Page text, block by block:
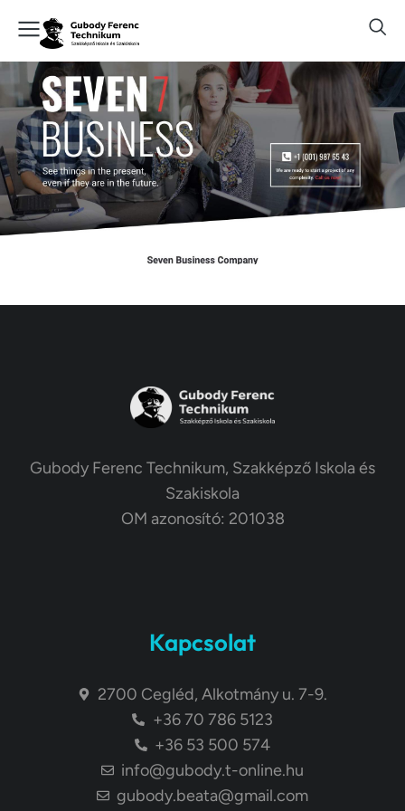
Gubody Ferenc Technikum, Szakképző Iskola és
Szakiskola
OM azonosító: 201038
Kapcsolat
2700 Cegléd, Alkotmány u. 7-9.
+36 70 786 5123
+36 53 500 574
info@gubody.t-online.hu
gubody.beata@gmail.com